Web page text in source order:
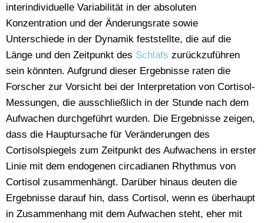
interindividuelle Variabilität in der absoluten
Konzentration und der Änderungsrate sowie
Unterschiede in der Dynamik feststellte, die auf die
Länge und den Zeitpunkt des Schlafs zurückzuführen
sein könnten. Aufgrund dieser Ergebnisse raten die
Forscher zur Vorsicht bei der Interpretation von Cortisol-
Messungen, die ausschließlich in der Stunde nach dem
Aufwachen durchgeführt wurden. Die Ergebnisse zeigen,
dass die Hauptursache für Veränderungen des
Cortisolspiegels zum Zeitpunkt des Aufwachens in erster
Linie mit dem endogenen circadianen Rhythmus von
Cortisol zusammenhängt. Darüber hinaus deuten die
Ergebnisse darauf hin, dass Cortisol, wenn es überhaupt
in Zusammenhang mit dem Aufwachen steht, eher mit